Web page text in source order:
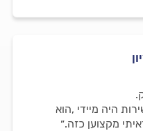
היה מיידי ,הוא
מקצוען כזה.״